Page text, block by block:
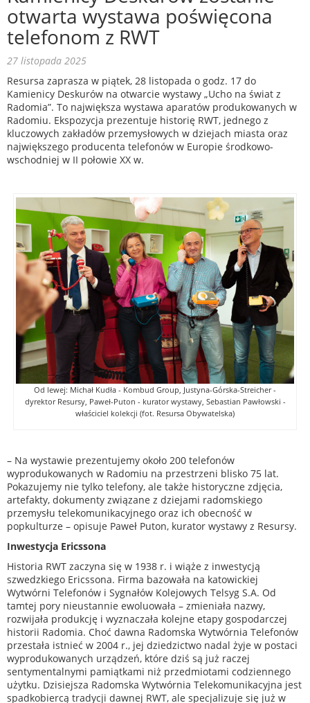
otwarta wystawa poświęcona
telefonom z RWT
27 listopada 2025
Resursa zaprasza w piątek, 28 listopada o godz. 17 do
Kamienicy Deskurów na otwarcie wystawy „Ucho na świat z
Radomia”. To największa wystawa aparatów produkowanych w
Radomiu. Ekspozycja prezentuje historię RWT, jednego z
kluczowych zakładów przemysłowych w dziejach miasta oraz
największego producenta telefonów w Europie środkowo-
wschodniej w II połowie XX w.
Od lewej: Michał Kudła - Kombud Group, Justyna-Górska-Streicher -
dyrektor Resursy, Paweł-Puton - kurator wystawy, Sebastian Pawłowski -
właściciel kolekcji (fot. Resursa Obywatelska)
– Na wystawie prezentujemy około 200 telefonów
wyprodukowanych w Radomiu na przestrzeni blisko 75 lat.
Pokazujemy nie tylko telefony, ale także historyczne zdjęcia,
artefakty, dokumenty związane z dziejami radomskiego
przemysłu telekomunikacyjnego oraz ich obecność w
popkulturze – opisuje Paweł Puton, kurator wystawy z Resursy.
Inwestycja Ericssona
Historia RWT zaczyna się w 1938 r. i wiąże z inwestycją
szwedzkiego Ericssona. Firma bazowała na katowickiej
Wytwórni Telefonów i Sygnałów Kolejowych Telsyg S.A. Od
tamtej pory nieustannie ewoluowała – zmieniała nazwy,
rozwijała produkcję i wyznaczała kolejne etapy gospodarczej
historii Radomia. Choć dawna Radomska Wytwórnia Telefonów
przestała istnieć w 2004 r., jej dziedzictwo nadal żyje w postaci
wyprodukowanych urządzeń, które dziś są już raczej
sentymentalnymi pamiątkami niż przedmiotami codziennego
użytku. Dzisiejsza Radomska Wytwórnia Telekomunikacyjna jest
spadkobiercą tradycji dawnej RWT, ale specjalizuje się już w